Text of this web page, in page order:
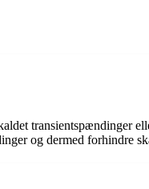
transientspændinger
og dermed forhindre